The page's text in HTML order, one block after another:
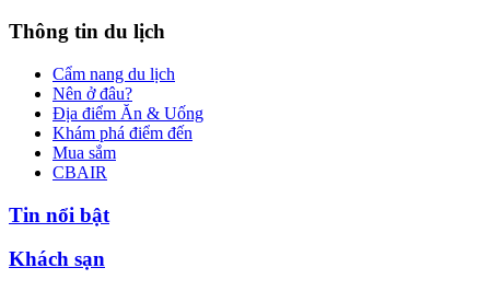
Thông tin du lịch
Cẩm nang du lịch
Nên ở đâu?
Địa điểm Ăn & Uống
Khám phá điểm đến
Mua sắm
CBAIR
Tin nổi bật
Khách sạn